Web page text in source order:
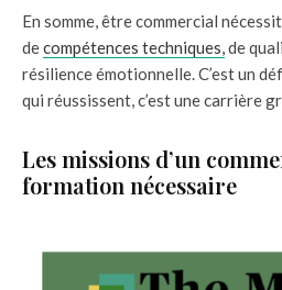
En somme, être commercial
decompétences techniques,de
résilience émotionnelle. C’est un
qui réussissent, c’est une carrière
Les missions d’un
formation nécessaire